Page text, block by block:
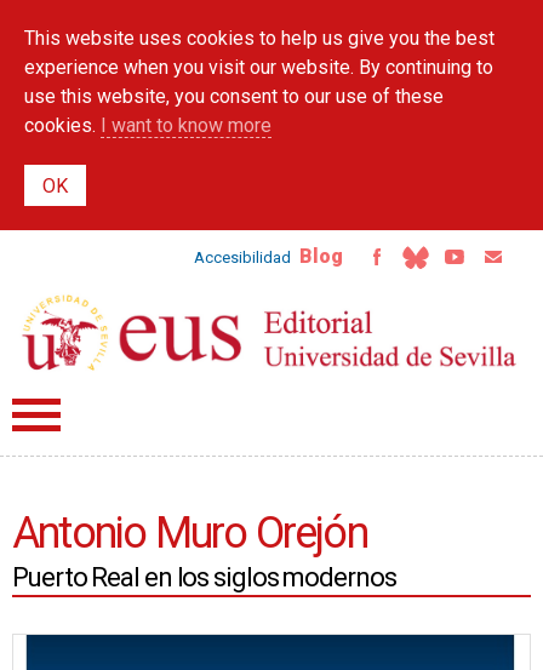
main
content
This website uses cookies to help us give you the best
experience when you visit our website. By continuing to
use this website, you consent to our use of these
cookies. I want to know more
Accesibilidad Blog
Antonio Muro Orejón
Puerto Real en los siglos modernos